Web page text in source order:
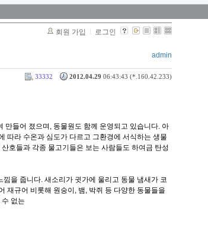
회원 가입 로그인
admin
2012.04.29 06:43:43 (*.160.42.233)
33332
만들어 졌으며, 동물원도 함께 운영되고 있습니다. 아
따라 수온과 심도가 다르고 그환경에 서식하는 생물
호들과 각종 물고기들은 보는 사람들도 하여금 탄성
을 줍니다. 새소리가 귓가에 울리고 동물 냄새가 코
재규어 비롯해 원숭이, 뱀, 박쥐 등 다양한 동물들을
없는